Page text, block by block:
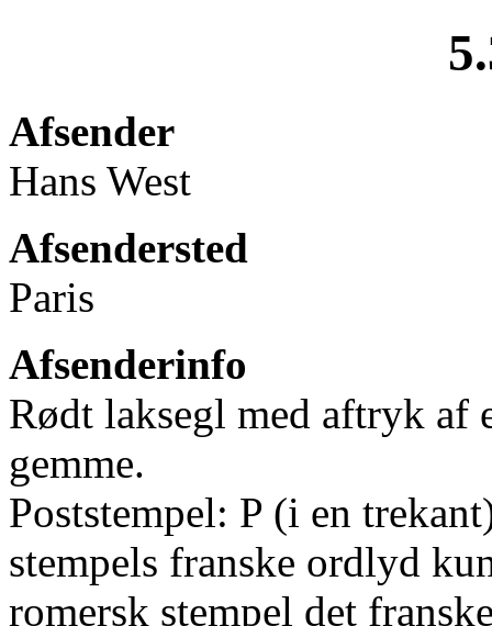
Afsender
Hans West
Afsendersted
Paris
Afsenderinfo
Rødt laksegl med aftryk
gemme.
Poststempel: P (i en
stempels franske ordlyd
romersk stempel det